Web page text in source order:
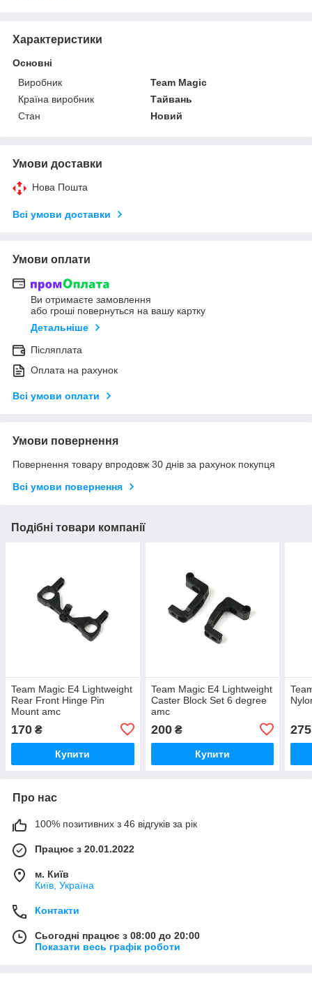
Характеристики
Основні
Виробник
Team Magic
Країна виробник
Тайвань
Стан
Новий
Умови доставки
Нова Пошта
Всі умови доставки
Умови оплати
Ви отримаєте замовлення
або гроші повернуться на вашу картку
Детальніше
Післяплата
Оплата на рахунок
Всі умови оплати
Умови повернення
Повернення товару впродовж 30 днів за рахунок покупця
Всі умови повернення
Подібні товари компанії
Team Magic E4 Lightweight
Rear Front Hinge Pin
Mount amc
170 ₴
Купити
Team Magic E4 Lightweight
Caster Block Set 6 degree
amc
200₴
Купити
275
Про нас
100% позитивних з 46 відгуків за рік
Працює з 20.01.2022
м. Київ
Київ, Україна
Контакти
Сьогодні працює з 08:00 до 20:00
Показати весь графік роботи